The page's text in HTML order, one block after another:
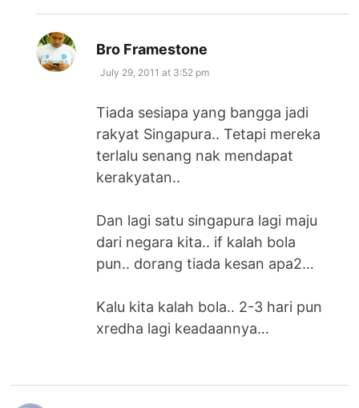
Bro Framestone
July 29, 2011 at 3:52 pm
Tiada sesiapa yang bangga jadi
rakyat Singapura.. Tetapi mereka
terlalu senang nak mendapat
kerakyatan..
Dan lagi satu singapura lagi maju
dari negara kita.. if kalah bola
pun.. dorang tiada kesan apa2…
Kalu kita kalah bola.. 2-3 hari pun
xredha lagi keadaannya…